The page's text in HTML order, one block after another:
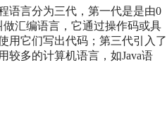
语言分为三代，第一代是是由0
汇编语言，它通过操作码或具
用它们写出代码；第三代引入了
较多的计算机语言，如Java语